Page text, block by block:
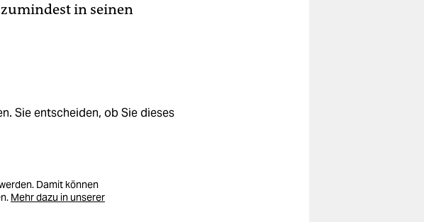
in seinen
Sie entscheiden, ob Sie dieses
Damit können
Mehr dazu in unserer